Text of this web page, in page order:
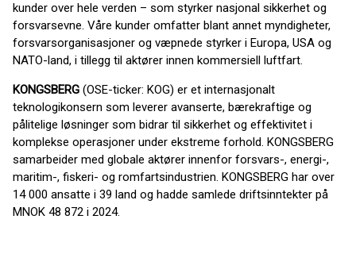
kunder over hele verden – som styrker nasjonal sikkerhet og
forsvarsevne. Våre kunder omfatter blant annet myndigheter,
forsvarsorganisasjoner og væpnede styrker i Europa, USA og
NATO-land, i tillegg til aktører innen kommersiell luftfart.
KONGSBERG (OSE-ticker: KOG) er et internasjonalt
teknologikonsern som leverer avanserte, bærekraftige og
pålitelige løsninger som bidrar til sikkerhet og effektivitet i
komplekse operasjoner under ekstreme forhold. KONGSBERG
samarbeider med globale aktører innenfor forsvars-, energi-,
maritim-, fiskeri- og romfartsindustrien. KONGSBERG har over
14 000 ansatte i 39 land og hadde samlede driftsinntekter på
MNOK 48 872 i 2024.